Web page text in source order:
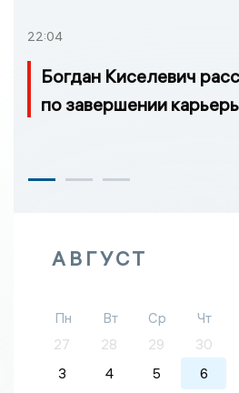
22:04
Богдан Киселевич
по завершении
АВГУСТ
Пн Вт Ср Чт
27
28 29 30
3
4 5 6